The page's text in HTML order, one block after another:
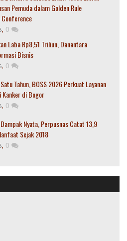
Pemuda dalam Golden Rule
, 0
Laba Rp8,51 Triliun, Danantara
Bisnis
, 0
Tahun, BOSS 2026 Perkuat Layanan
Kanker di Bogor
, 0
Nyata, Perpusnas Catat 13,9
Sejak 2018
, 0